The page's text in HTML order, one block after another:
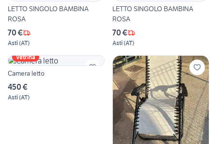
LETTO SINGOLO BAMBINA
ROSA
70 €
Asti(AT)
LETTO SINGOLO BAMBINA
ROSA
70 €
Asti(AT)
Vetrina
Camera letto
450 €
Asti(AT)